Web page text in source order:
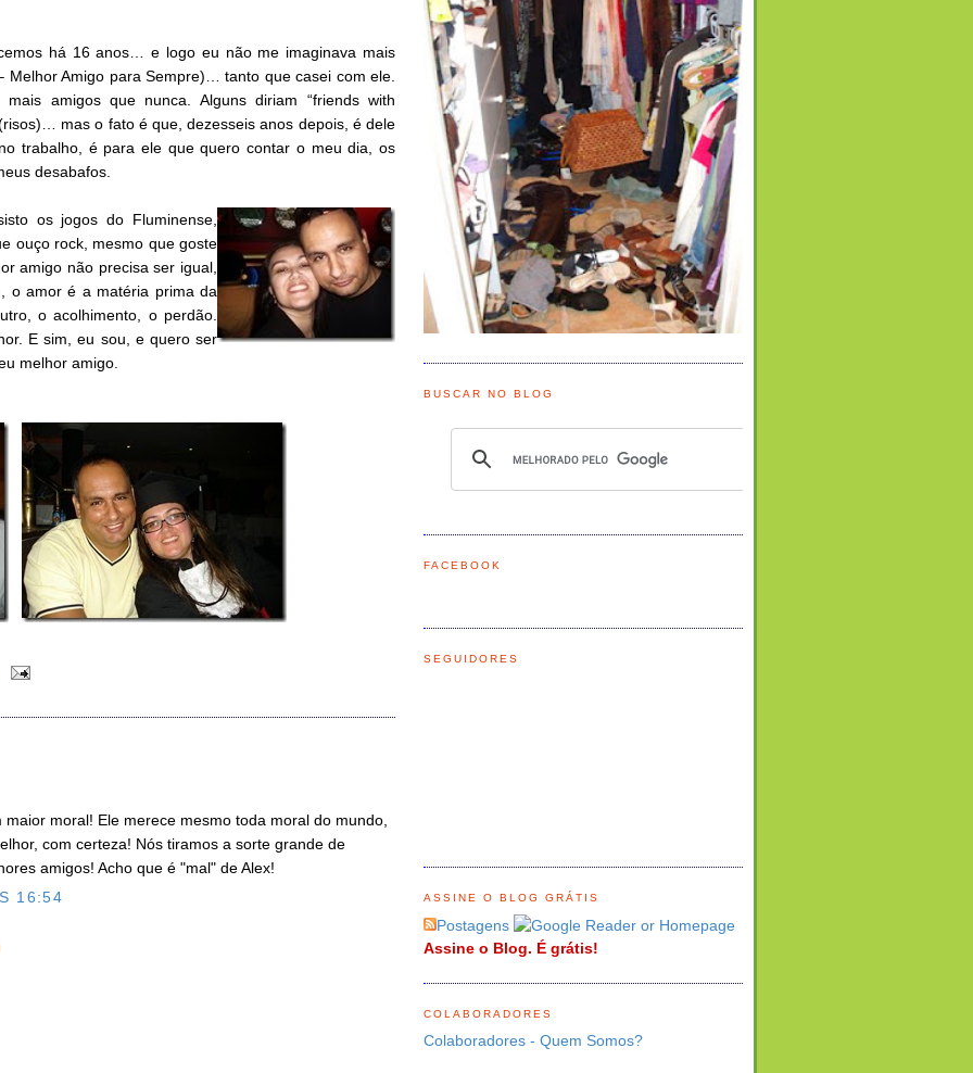
há 16 anos… e logo eu não me imaginava mais
Melhor Amigo para Sempre)… tanto que casei com ele.
amigos que nunca. Alguns diriam “friends with
mas o fato é que, dezesseis anos depois, é dele
trabalho, é para ele que quero contar o meu dia, os
desabafos.
os jogos do Fluminense,
ouço rock, mesmo que goste
amigo não precisa ser igual,
o amor é a matéria prima da
o acolhimento, o perdão.
E sim, eu sou, e quero ser
melhor amigo.
maior moral! Ele merece mesmo toda moral do mundo,
com certeza! Nós tiramos a sorte grande de
amigos! Acho que é "mal" de Alex!
16:54
BUSCAR NO BLOG
FACEBOOK
SEGUIDORES
ASSINE O BLOG GRÁTIS
Postagens
Assine o Blog. É grátis!
COLABORADORES
Colaboradores - Quem Somos?